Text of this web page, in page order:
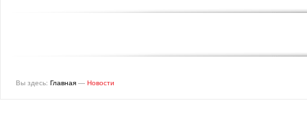
Вы здесь: Главная — Новости